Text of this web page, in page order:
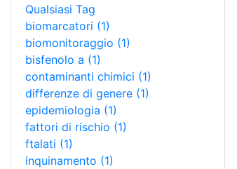
Qualsiasi Tag
biomarcatori (1)
biomonitoraggio (1)
bisfenolo a (1)
contaminanti chimici (1)
differenze di genere (1)
epidemiologia (1)
fattori di rischio (1)
ftalati (1)
inquinamento (1)